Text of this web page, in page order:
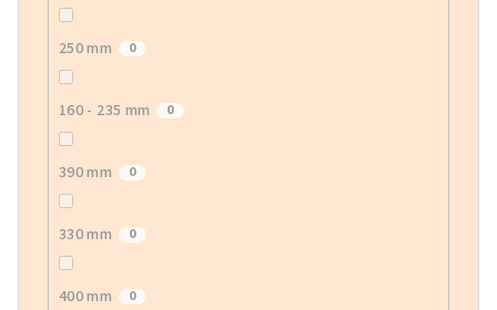
250 mm 0
160 - 235 mm 0
390 mm 0
330 mm 0
400 mm 0